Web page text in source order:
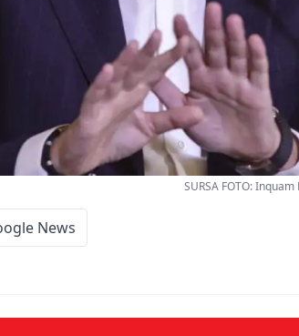
SURSA FOTO:
News